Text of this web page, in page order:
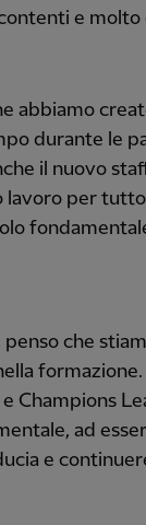
e
abbiamo
durante le
il nuovo
per
che
Champions
ad
e